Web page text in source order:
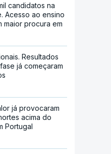
candidatos na
Acesso ao ensino
maior procura em
Resultados
já começaram
já provocaram
acima do
Portugal